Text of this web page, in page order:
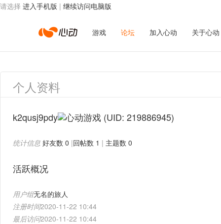
请选择 进入手机版 | 继续访问电脑版
心
动
络
游戏 论坛 加入心动 关于心动
个人资料
k2qusj9pdy (UID: 219886945)
统计信息 好友数 0 |回帖数 1 | 主题数 0
活跃概况
用户组无名的旅人
注册时间2020-11-22 10:44
最后访问2020-11-22 10:44